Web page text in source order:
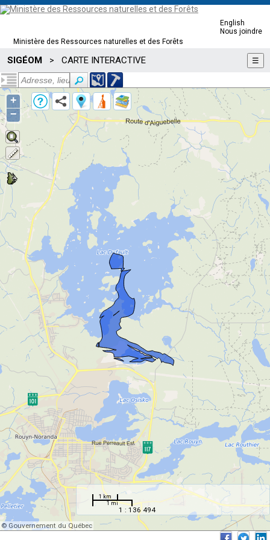
Ministère des Ressources naturelles et des Forêts
English
Nous joindre
SIGÉOM > CARTE INTERACTIVE ☰
1 km
1 mi
1 : 136 494
© Gouvernement du Québec
+
−